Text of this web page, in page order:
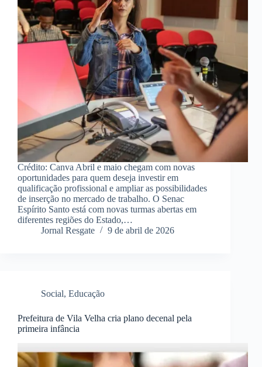
Crédito: Canva Abril e maio chegam com novas
oportunidades para quem deseja investir em
qualificação profissional e ampliar as possibilidades
de inserção no mercado de trabalho. O Senac
Espírito Santo está com novas turmas abertas em
diferentes regiões do Estado,…
Jornal Resgate
9 de abril de 2026
Social, Educação
Prefeitura de Vila Velha cria plano decenal pela
primeira infância